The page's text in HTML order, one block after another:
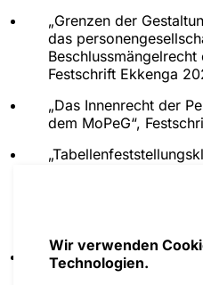
Wir verwenden
Technologien.
München 2022
Happ, Aktienrecht:
Kommentar Band II,
5. Auflage Köln 2020
6 und 14 (Vorstand
und
„Grenzen der
das
Beschlussmängelrecht
Festschrift Ekkenga
„Das Innenrecht der
dem MoPeG“,
„Keine actio pro socio